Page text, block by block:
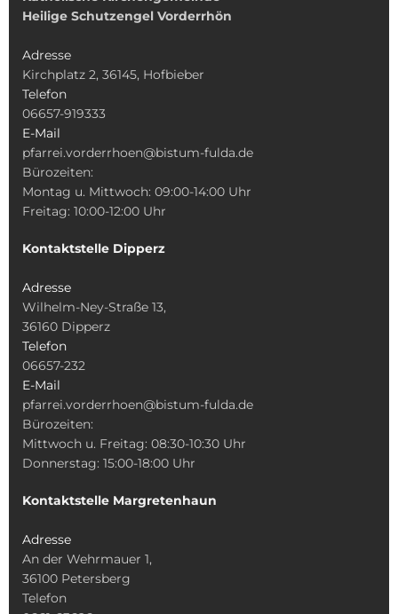
Heilige Schutzengel Vorderrhön
Adresse
Kirchplatz 2, 36145, Hofbieber
Telefon
06657-919333
E-Mail
pfarrei.vorderrhoen@bistum-fulda.de
Bürozeiten:
Montag u. Mittwoch: 09:00-14:00 Uhr
Freitag: 10:00-12:00 Uhr
Kontaktstelle Dipperz
Adresse
Wilhelm-Ney-Straße 13,
36160 Dipperz
Telefon
06657-232
E-Mail
pfarrei.vorderrhoen@bistum-fulda.de
Bürozeiten:
Mittwoch u. Freitag: 08:30-10:30 Uhr
Donnerstag: 15:00-18:00 Uhr
Kontaktstelle Margretenhaun
Adresse
An der Wehrmauer 1,
36100 Petersberg
Telefon